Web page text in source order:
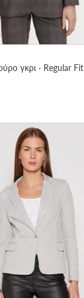
γκρι · Regular Fit